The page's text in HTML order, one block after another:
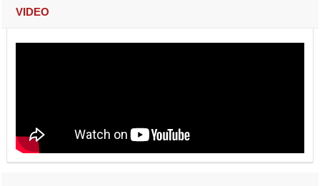
VIDEO